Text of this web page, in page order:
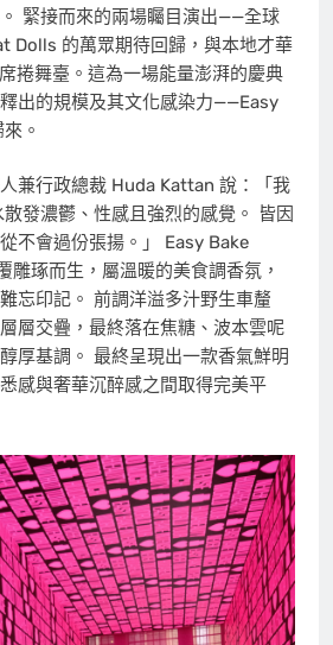
緊接而來的兩場矚目演出——全球
Dolls 的萬眾期待回歸，與本地才華
捲舞臺。這為一場能量澎湃的慶典
出的規模及其文化感染力——Easy
。
兼行政總裁 Huda Kattan 說：「我
發濃鬱、性感且強烈的感覺。 皆因
不會過份張揚。」 Easy Bake
雕琢而生，屬溫暖的美食調香氛，
忘印記。 前調洋溢多汁野生車釐
層交疊，最終落在焦糖、波本雲呢
厚基調。 最終呈現出一款香氣鮮明
感與奢華沉醉感之間取得完美平